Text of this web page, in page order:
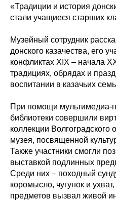
«Традиции и история
стали учащиеся старших
Музейный сотрудник
донского казачества, его
конфликтах XIX – начала
традициях, обрядах и
воспитании в казачьих
При помощи мультимедиа-
библиотеки совершили
коллекции Волгоградского
музея, посвященной
Также участники смогли
выставкой подлинных
Среди них – походный
коромысло, чугунок и
предметов вызвал живой